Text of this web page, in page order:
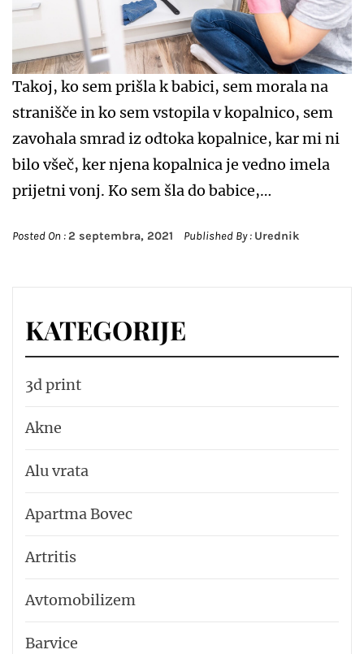
Takoj, ko sem prišla k babici, sem morala na
stranišče in ko sem vstopila v kopalnico, sem
zavohala smrad iz odtoka kopalnice, kar mi ni
bilo všeč, ker njena kopalnica je vedno imela
prijetni vonj. Ko sem šla do babice,…
Posted On :2 septembra, 2021 Published By : Urednik
KATEGORIJE
3d print
Akne
Alu vrata
Apartma Bovec
Artritis
Avtomobilizem
Barvice